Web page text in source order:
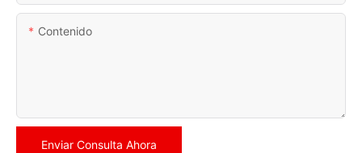
Contenido
Enviar Consulta Ahora